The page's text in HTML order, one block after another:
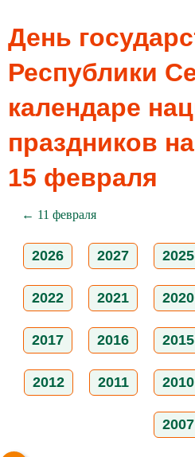
День
Республики
календаре
праздников
15 февраля
← 11 февраля
2026 2027 2025
2022 2021 2020
2017 2016 2015
2012 2011 2010
2007